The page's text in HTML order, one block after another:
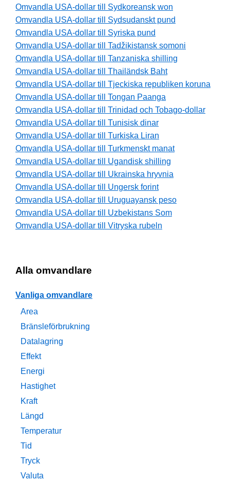
Omvandla USA-dollar till Sydkoreansk won
Omvandla USA-dollar till Sydsudanskt pund
Omvandla USA-dollar till Syriska pund
Omvandla USA-dollar till Tadžikistansk somoni
Omvandla USA-dollar till Tanzaniska shilling
Omvandla USA-dollar till Thailändsk Baht
Omvandla USA-dollar till Tjeckiska republiken koruna
Omvandla USA-dollar till Tongan Paanga
Omvandla USA-dollar till Trinidad och Tobago-dollar
Omvandla USA-dollar till Tunisisk dinar
Omvandla USA-dollar till Turkiska Liran
Omvandla USA-dollar till Turkmenskt manat
Omvandla USA-dollar till Ugandisk shilling
Omvandla USA-dollar till Ukrainska hryvnia
Omvandla USA-dollar till Ungersk forint
Omvandla USA-dollar till Uruguayansk peso
Omvandla USA-dollar till Uzbekistans Som
Omvandla USA-dollar till Vitryska rubeln
Alla omvandlare
Vanliga omvandlare
Area
Bränsleförbrukning
Datalagring
Effekt
Energi
Hastighet
Kraft
Längd
Temperatur
Tid
Tryck
Valuta